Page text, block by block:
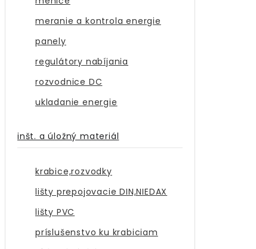
meranie a kontrola energie
panely
regulátory nabíjania
rozvodnice DC
ukladanie energie
inšt. a úložný materiál
krabice,rozvodky
lišty prepojovacie DIN,NIEDAX
lišty PVC
príslušenstvo ku krabiciam